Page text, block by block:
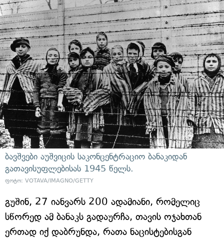
ბავშვები აუშვიცის საკონცენტრაციო ბანაკიდან
გათავისუფლებისას 1945 წელს.
ფოტო: VOTAVA/IMAGNO/GETTY
გუშინ, 27 იანვარს 200 ადამიანი, რომელიც
სწორედ ამ ბანაკს გადაურჩა, თავის ოჯახთან
ერთად იქ დაბრუნდა, რათა ნაცისტებისგან